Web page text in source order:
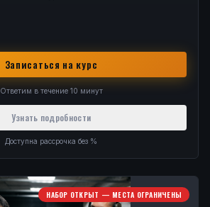
Записаться на курс
Ответим в течение 10 минут
Узнать подробности
Доступна рассрочка без %
НАБОР ОТКРЫТ — МЕСТА ОГРАНИЧЕНЫ